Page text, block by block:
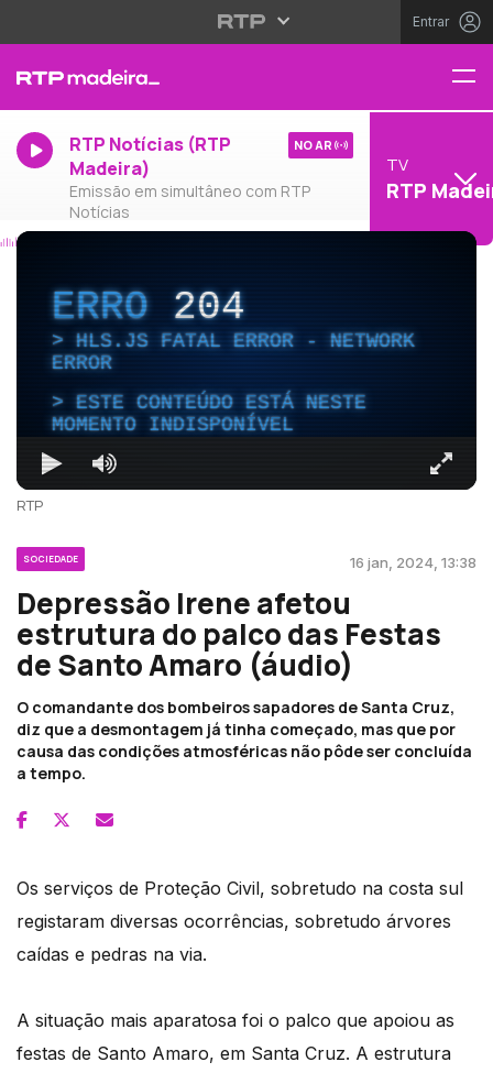
Entrar
RTP Notícias (RTP
Madeira)
Emissão em simultâneo com RTP
Notícias
NO AR
TV
RTP
ERRO204
HLS.JS FATAL ERROR - NETWORK
ERROR
ESTE CONTEÚDO ESTÁ NESTE
MOMENTO INDISPONÍVEL
RTP
SOCIEDADE 16 jan, 2024, 13:38
Depressão Irene afetou
estrutura do palco das Festas
de Santo Amaro (áudio)
O comandante dos bombeiros sapadores de Santa Cruz,
diz que a desmontagem já tinha começado, mas que por
causa das condições atmosféricas não pôde ser concluída
a tempo.
Os serviços de Proteção Civil, sobretudo na costa sul
registaram diversas ocorrências, sobretudo árvores
caídas e pedras na via.
A situação mais aparatosa foi o palco que apoiou as
festas de Santo Amaro, em Santa Cruz. A estrutura